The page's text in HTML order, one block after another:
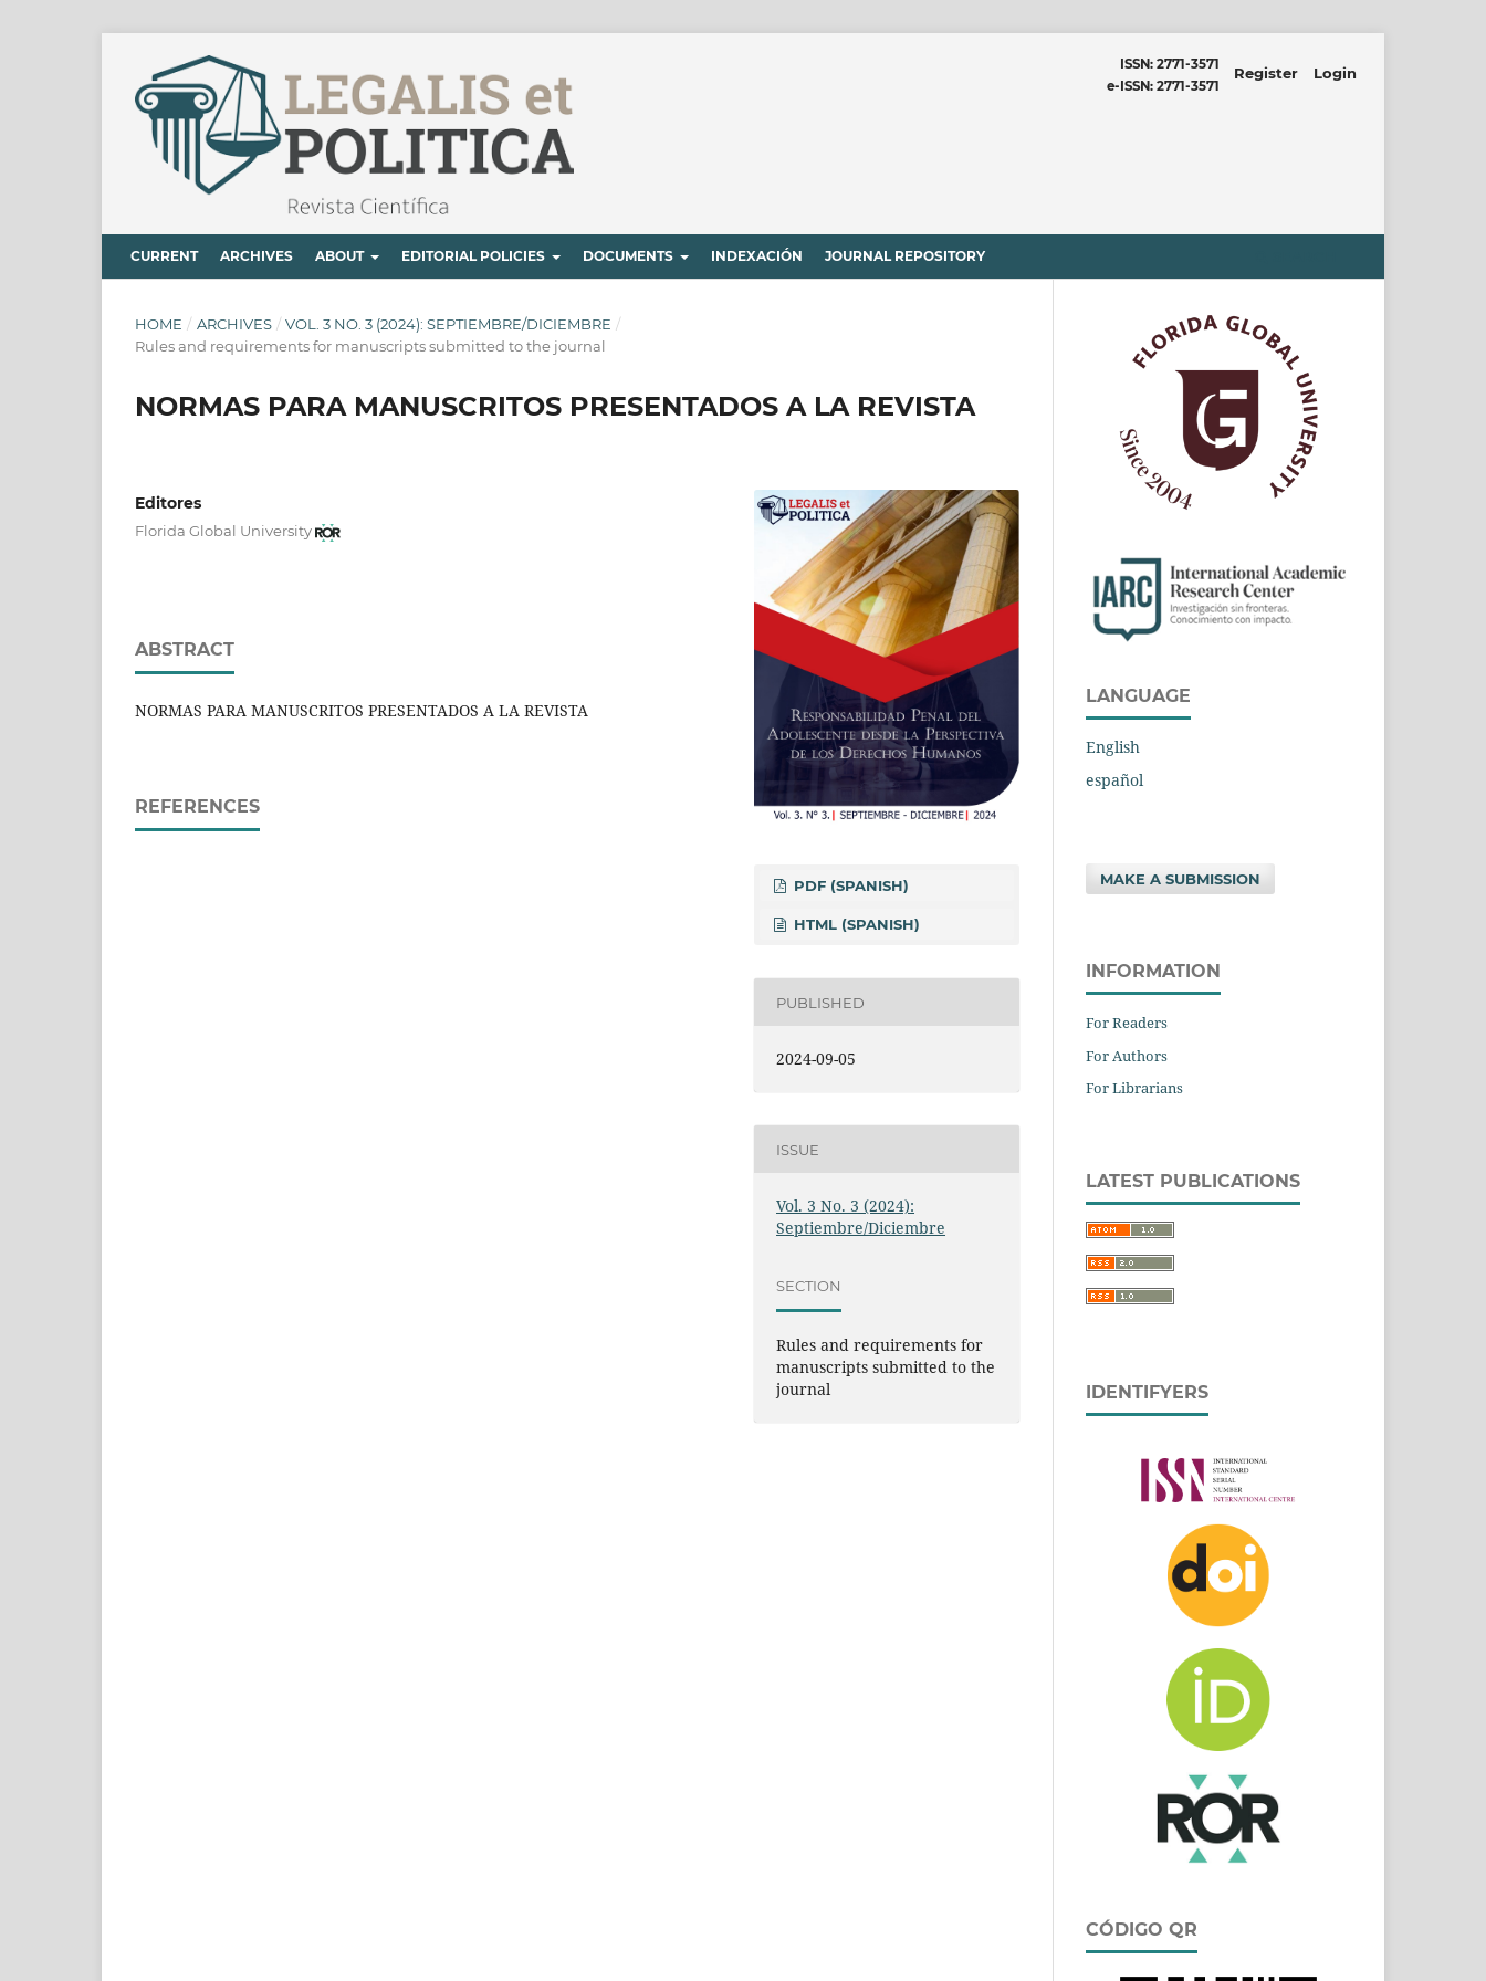
CURRENT ARCHIVES ABOUT EDITORIAL POLICIES DOCUMENTS INDEXACIÓN JOURNAL REPOSITORY
ISSN: 2771-3571
e-ISSN: 2771-3571
Register Login
HOME / ARCHIVES / VOL. 3 NO. 3 (2024): SEPTIEMBRE/DICIEMBRE /
Rules and requirements for manuscripts submitted to the journal
NORMAS PARA MANUSCRITOS PRESENTADOS A LA REVISTA
Editores
Florida Global University
ABSTRACT
NORMAS PARA MANUSCRITOS PRESENTADOS A LA REVISTA
REFERENCES
PDF (SPANISH)
HTML (SPANISH)
PUBLISHED
2024-09-05
ISSUE
Vol. 3 No. 3 (2024):
Septiembre/Diciembre
SECTION
Rules and requirements for
manuscripts submitted to the
journal
LANGUAGE
English
español
MAKE A SUBMISSION
INFORMATION
For Readers
For Authors
For Librarians
LATEST PUBLICATIONS
IDENTIFYERS
CÓDIGO QR